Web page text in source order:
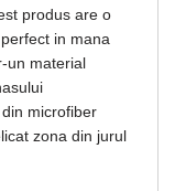
produs are o
in mana
un material
microfiber
zona din jurul